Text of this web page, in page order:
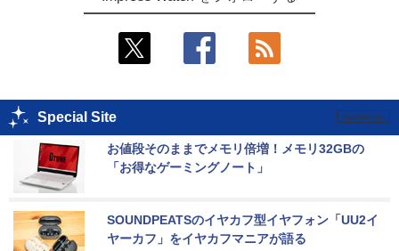
Special Site
お値段そのままでメモリ倍増！メモリ32GBの
「お得なゲーミングノート」
SOUNDPEATSのイヤカフ型イヤフォン「UU2イ
ヤーカフ」をイヤカフマニアが語る